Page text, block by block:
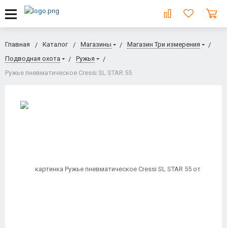
Главная Каталог Магазины
Магазин Три измерения
Подводная охота
Ружья
Ружье пневматическое Cressi SL STAR 55